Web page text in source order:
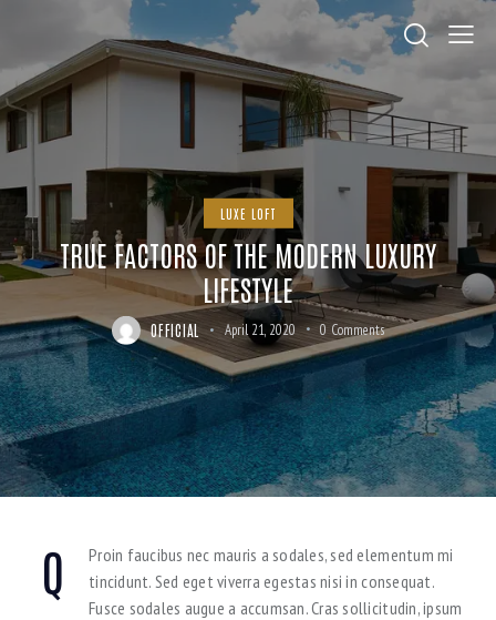
LUXE LOFT
TRUE FACTORS OF THE MODERN LUXURY
LIFESTYLE
OFFICIAL April 21, 2020 0 Comments
Q
Proin faucibus nec mauris a sodales, sed elementum mi
tincidunt. Sed eget viverra egestas nisi in consequat.
Fusce sodales augue a accumsan. Cras sollicitudin, ipsum